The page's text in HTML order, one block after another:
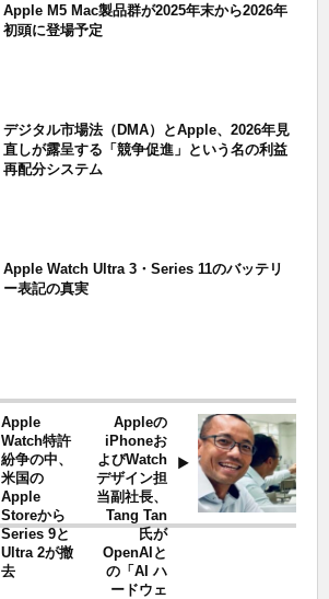
Apple M5 Mac製品群が2025年末から2026年
初頭に登場予定
デジタル市場法（DMA）とApple、2026年見
直しが露呈する「競争促進」という名の利益
再配分システム
Apple Watch Ultra 3・Series 11のバッテリ
ー表記の真実
Apple
Watch特許
紛争の中、
米国の
Apple
Storeから
Series 9と
Ultra 2が撤
去
Appleの
iPhoneお
よびWatch
デザイン担
当副社長、
Tang Tan
氏が
OpenAIと
の「AI ハ
ードウェ